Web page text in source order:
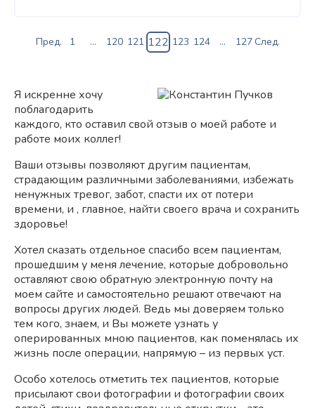
Пред. 1 ... 120 121 122 123 124 ... 127След.
Я искренне хочу
поблагодарить
каждого, кто оставил свой отзыв о моей работе и
работе моих коллег!
Ваши отзывы позволяют другим пациентам,
страдающим различными заболеваниями, избежать
ненужных тревог, забот, спасти их от потери
времени, и , главное, найти своего врача и сохранить
здоровье!
Хотел сказать отдельное спасибо всем пациентам,
прошедшим у меня лечение, которые добровольно
оставляют свою обратную электронную почту на
моем сайте и самостоятельно решают отвечают на
вопросы других людей. Ведь мы доверяем только
тем кого, знаем, и Вы можете узнать у
оперированных мною пациентов, как поменялась их
жизнь после операции, напрямую – из первых уст.
Особо хотелось отметить тех пациентов, которые
присылают свои фотографии и фотографии своих